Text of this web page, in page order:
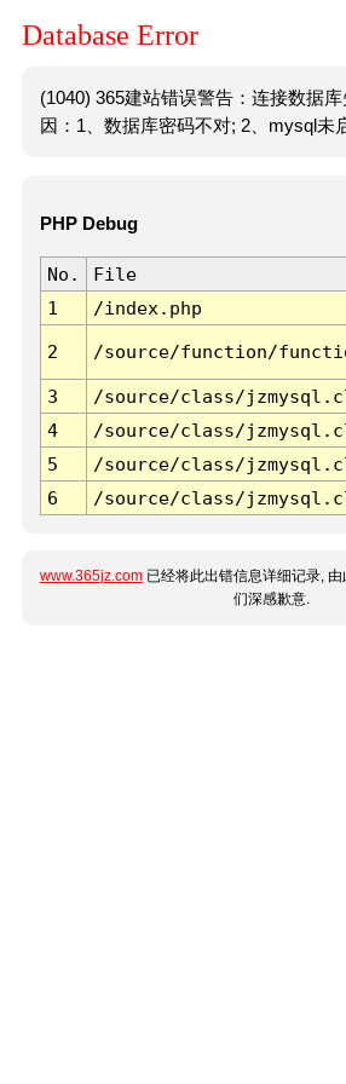
Database Error
(1040) 365建站错误警告：连接数据
因：1、数据库密码不对; 2、mysql未
PHP Debug
No. File
1
/index.php
2 /source/function/
3 /source/class/
4
/source/class/
5
/source/class/
6
/source/class/
www.365jz.com 已经将此出错信息详细记录,
们深感歉意.